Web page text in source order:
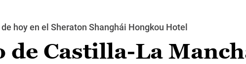
hoy en el Sheraton Shanghái Hongkou Hotel
de Castilla-La